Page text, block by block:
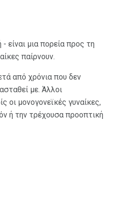
είναι μια πορεία προς τη
παίρνουν.
από χρόνια που δεν
με. Άλλοι
οι μονογονεϊκές γυναίκες,
ή την τρέχουσα προοπτική